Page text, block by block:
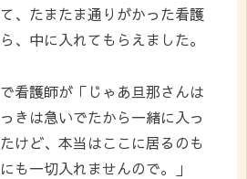
、たまたま通りがかった看護
、中に入れてもらえました。
看護師が「じゃあ旦那さんは
きは急いでたから一緒に入っ
けど、本当はここに居るのも
も一切入れませんので。」